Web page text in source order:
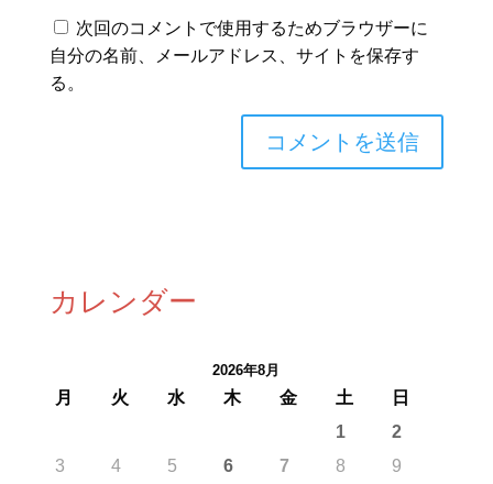
次回のコメントで使用するためブラウザーに
自分の名前、メールアドレス、サイトを保存す
る。
カレンダー
2026年8月
月 火 水 木 金 土
日
1
2
3
4 5 6 7 8
9